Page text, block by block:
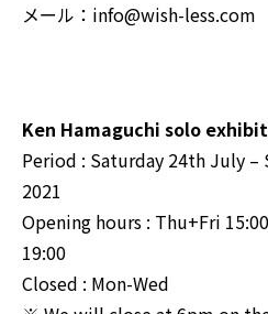
メール：info@wish-less.com
Ken Hamaguchi solo
Period : Saturday 24th July –
2021
Opening hours : Thu+Fri
19:00
Closed : Mon-Wed